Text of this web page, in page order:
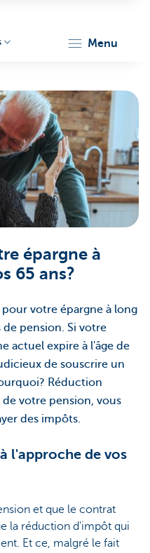
menu
épargne à
65 ans?
votre épargne à long
pension. Si votre
actuel expire à l'âge de
de souscrire un
Réduction
votre pension, vous
des impôts.
l'approche de vos
et que le contrat
la réduction d'impôt qui
Et ce, malgré le fait